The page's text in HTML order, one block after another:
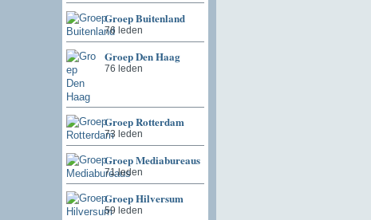
Groep Buitenland
76 leden
Groep Den Haag
76 leden
Groep Rotterdam
73 leden
Groep Mediabureaus
71 leden
Groep Hilversum
59 leden